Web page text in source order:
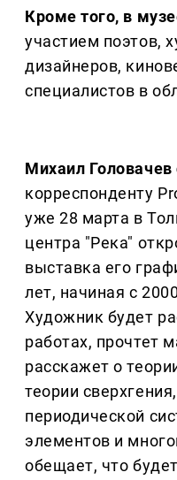
Кроме того, в
участием поэтов,
дизайнеров,
специалистов в
Михаил
корреспонденту
уже 28 марта в
центра "Река"
выставка его
лет, начиная с
Художник будет
работах, прочтет
расскажет о
теории
периодической
элементов и
обещает, что